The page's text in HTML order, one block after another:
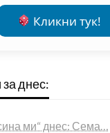
Кликни тук!
днес:
ми“ днес: Сема…